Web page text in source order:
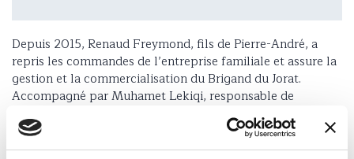
Depuis 2015, Renaud Freymond, fils de Pierre-André, a
repris les commandes de l’entreprise familiale et assure la
gestion et la commercialisation du Brigand du Jorat.
Accompagné par Muhamet Lekiqi, responsable de
production, ami de la famille et personnalité
incontournable depuis le début de l’aventure, ils
poursuivent ensemble le développement de la marque.